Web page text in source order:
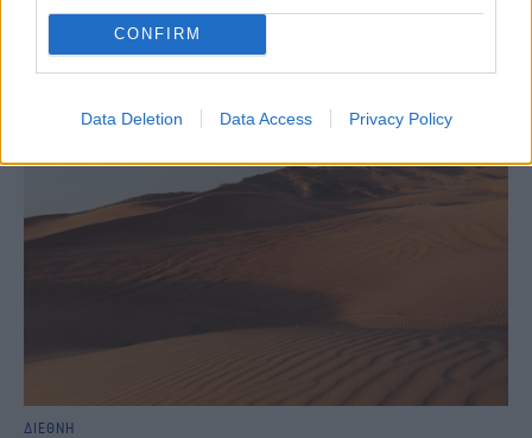
CONFIRM
Data Deletion Data Access Privacy Policy
γίνουν ορατά τα μακροπρόθεσμα οφέλη της, η επενδυτική έκρηξη
γύρω από αυτή αρχίζει να έχει ένα άμεσο και λιγότερο ευχάριστο
αποτέλεσμα: υψηλότερες τιμές για τους καταναλωτές.
ΔΙΕΘΝΗ